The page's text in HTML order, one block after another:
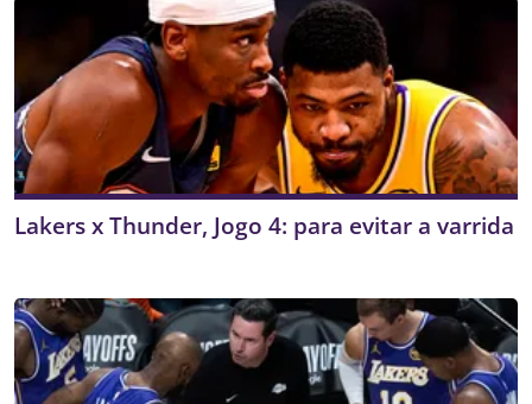
Lakers x Thunder, Jogo 4: para evitar a varrida